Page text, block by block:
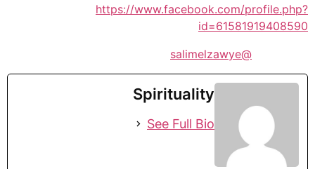
https://www.facebook.com/profile.php?
id=61581919408590
@salimelzawye
Spirituality
See Full Bio